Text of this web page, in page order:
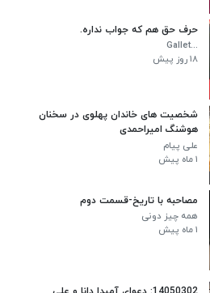
حرف حق هم که جواب نداره.
...Gallet
۱۸ روز پیش
شخصیت های خاندان پهلوی در سخنان
هوشنگ امیراحمدی
علی پیام
۱ ماه پیش
مصاحبه با تاریخ-قسمت دوم
همه چیز دونی
۱ ماه پیش